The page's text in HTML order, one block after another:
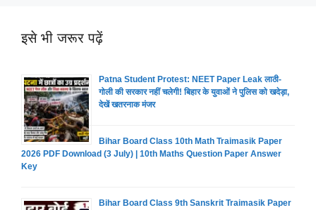
इसे भी जरूर पढ़ें
Patna Student Protest: NEET Paper Leak लाठी-
गोली की सरकार नहीं चलेगी! बिहार के युवाओं ने पुलिस को खदेड़ा,
देखें खतरनाक मंजर
Bihar Board Class 10th Math Traimasik Paper
2026 PDF Download (3 July) | 10th Maths Question Paper Answer
Key
Bihar Board Class 9th Sanskrit Traimasik Paper